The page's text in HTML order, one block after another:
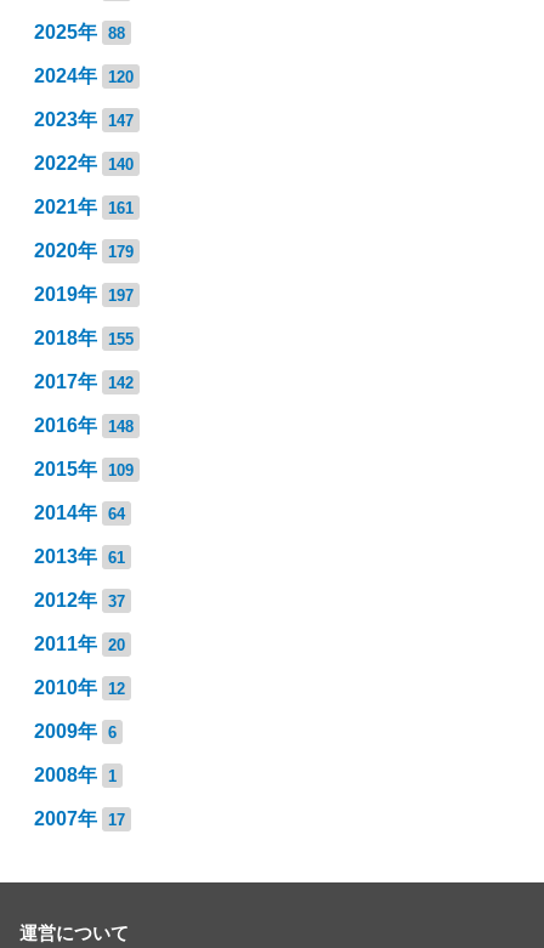
2025年 88
2024年 120
2023年 147
2022年 140
2021年 161
2020年 179
2019年 197
2018年 155
2017年 142
2016年 148
2015年 109
2014年 64
2013年 61
2012年 37
2011年 20
2010年 12
2009年 6
2008年 1
2007年 17
運営について